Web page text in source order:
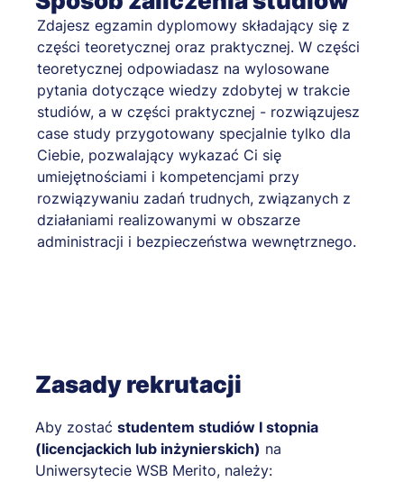
Zdajesz egzamin dyplomowy składający się z
części teoretycznej oraz praktycznej. W części
teoretycznej odpowiadasz na wylosowane
pytania dotyczące wiedzy zdobytej w trakcie
studiów, a w części praktycznej - rozwiązujesz
case study przygotowany specjalnie tylko dla
Ciebie, pozwalający wykazać Ci się
umiejętnościami i kompetencjami przy
rozwiązywaniu zadań trudnych, związanych z
działaniami realizowanymi w obszarze
administracji i bezpieczeństwa wewnętrznego.
Zasady rekrutacji
Aby zostać studentem studiów I stopnia
(licencjackich lub inżynierskich) na
Uniwersytecie WSB Merito, należy: